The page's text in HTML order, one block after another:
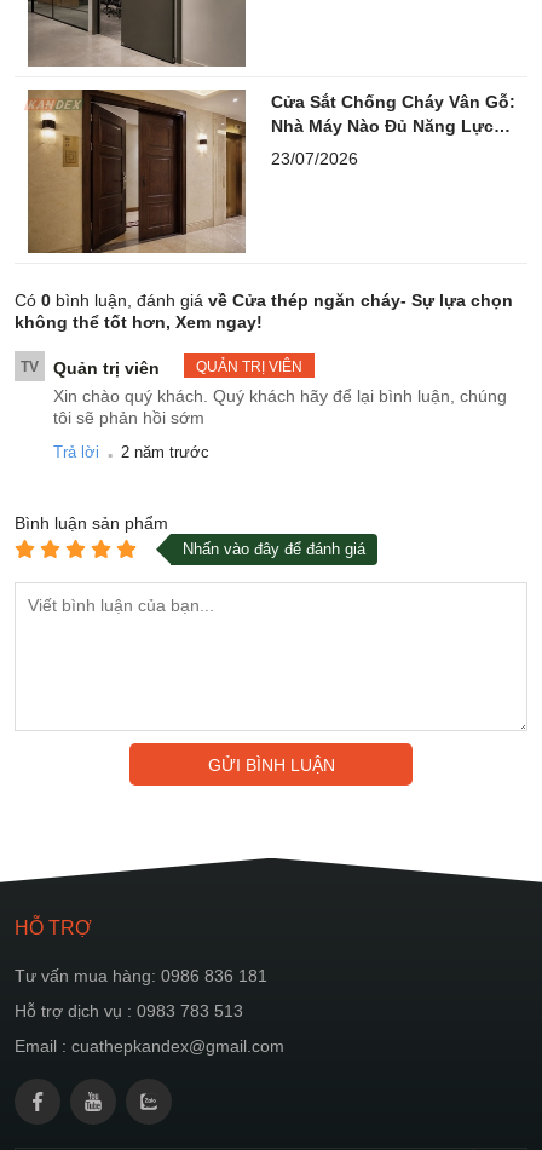
Cửa Sắt Chống Cháy Vân Gỗ:
Nhà Máy Nào Đủ Năng Lực
Thầu Lớn?
23/07/2026
Có 0 bình luận, đánh giá về Cửa thép ngăn cháy- Sự lựa chọn
không thể tốt hơn, Xem ngay!
TV Quản trị viên QUẢN TRỊ VIÊN
Xin chào quý khách. Quý khách hãy để lại bình luận, chúng
tôi sẽ phản hồi sớm
Trả lời . 2 năm trước
Bình luận sản phẩm
Nhấn vào đây để đánh giá
GỬI BÌNH LUẬN
HỖ TRỢ
Tư vấn mua hàng: 0986 836 181
Hỗ trợ dịch vụ : 0983 783 513
Email : cuathepkandex@gmail.com